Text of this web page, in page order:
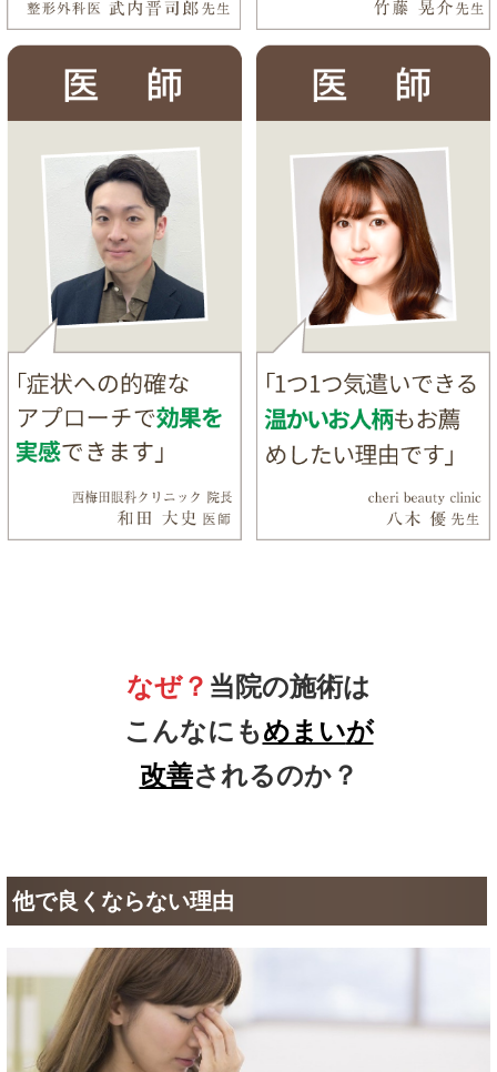
なぜ？ 当院の施術は
こんなにもめまいが
改善されるのか？
他で良くならない理由